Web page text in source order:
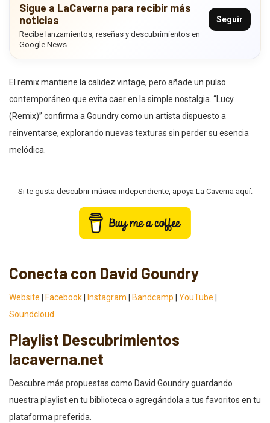
Sigue a LaCaverna para recibir más
noticias
Recibe lanzamientos, reseñas y descubrimientos en
Google News.
Seguir
El remix mantiene la calidez vintage, pero añade un pulso
contemporáneo que evita caer en la simple nostalgia. “Lucy
(Remix)” confirma a Goundry como un artista dispuesto a
reinventarse, explorando nuevas texturas sin perder su esencia
melódica.
Si te gusta descubrir música independiente, apoya La Caverna aquí:
Conecta con David Goundry
Website Facebook Instagram Bandcamp YouTube
Soundcloud
Playlist Descubrimientos
lacaverna.net
Descubre más propuestas como David Goundry guardando
nuestra playlist en tu biblioteca o agregándola a tus favoritos en tu
plataforma preferida.